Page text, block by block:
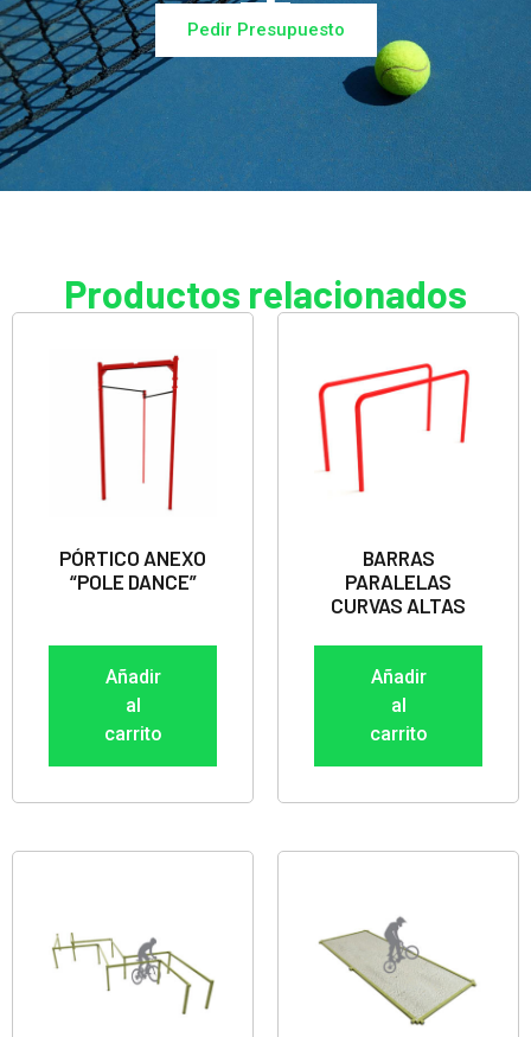
Pedir Presupuesto
Productos relacionados
PÓRTICO ANEXO
“POLE DANCE”
Añadir
al
carrito
BARRAS
PARALELAS
CURVAS ALTAS
Añadir
al
carrito